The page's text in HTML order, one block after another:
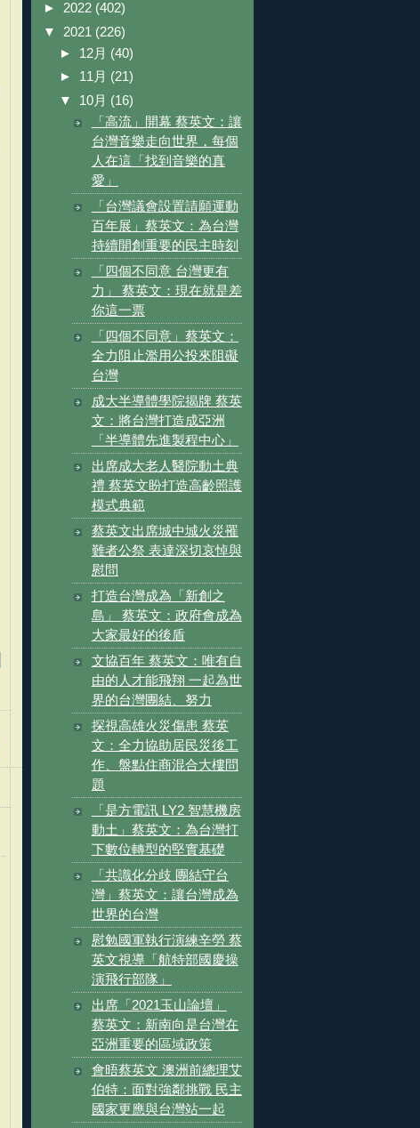
► 2022 (402)
▼ 2021 (226)
► 12月 (40)
► 11月 (21)
▼ 10月 (16)
「高流」開幕 蔡英文：讓
台灣音樂走向世界，每個
人在這「找到音樂的真
愛」
「台灣議會設置請願運動
百年展」蔡英文：為台灣
持續開創重要的民主時刻
「四個不同意 台灣更有
力」 蔡英文：現在就是差
你這一票
「四個不同意」蔡英文：
全力阻止濫用公投來阻礙
台灣
成大半導體學院揭牌 蔡英
文：將台灣打造成亞洲
「半導體先進製程中心」
出席成大老人醫院動土典
禮 蔡英文盼打造高齡照護
模式典範
蔡英文出席城中城火災罹
難者公祭 表達深切哀悼與
慰問
打造台灣成為「新創之
島」 蔡英文：政府會成為
大家最好的後盾
文協百年 蔡英文：唯有自
由的人才能飛翔 一起為世
界的台灣團結、努力
探視高雄火災傷患 蔡英
文：全力協助居民災後工
作、盤點住商混合大樓問
題
「是方電訊 LY2 智慧機房
動土」蔡英文：為台灣打
下數位轉型的堅實基礎
「共識化分歧 團結守台
灣」蔡英文：讓台灣成為
世界的台灣
慰勉國軍執行演練辛勞 蔡
英文視導「航特部國慶操
演飛行部隊」
出席「2021玉山論壇」
蔡英文：新南向是台灣在
亞洲重要的區域政策
會晤蔡英文 澳洲前總理艾
伯特：面對強鄰挑戰 民主
國家更應與台灣站一起